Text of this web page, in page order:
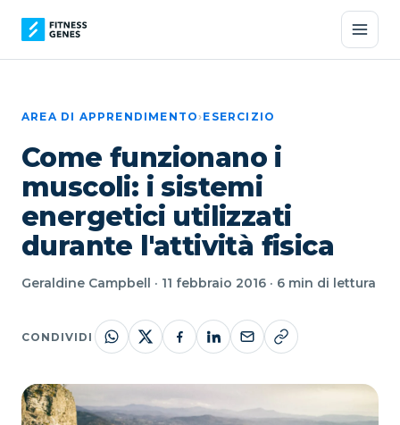
AREA DI APPRENDIMENTO›ESERCIZIO
Come funzionano i
muscoli: i sistemi
energetici utilizzati
durante l'attività fisica
Geraldine Campbell · 11 febbraio 2016 · 6 min di lettura
CONDIVIDI